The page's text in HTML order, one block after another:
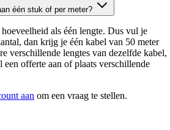
één stuk of per meter?
als één lengte. Dus vul je
dan krijg je één kabel van 50 meter
verschillende lengtes van dezelfde kabel,
een offerte aan of plaats verschillende
aan om een vraag te stellen.